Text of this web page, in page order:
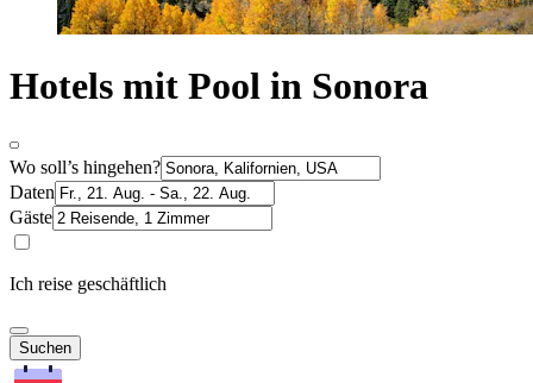
Hotels mit Pool in Sonora
Wo soll’s hingehen?
Daten
Gäste
Ich reise geschäftlich
Suchen